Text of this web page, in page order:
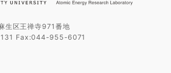
生区王禅寺971番地
Fax:044-955-6071